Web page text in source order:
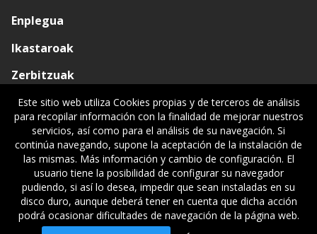
Enplegua
Ikastaroak
Zerbitzuak
Elkargoa
Oniritziak
Lehiatila Bakarra
Lege informazioa
© Gipuzkoako Industri Ingeniariaren Elkargo Ofiziala - Colegio
Este sitio web utiliza Cookies propias y de terceros de análisis
para recopilar información con la finalidad de mejorar nuestros
servicios, así como para el análisis de su navegación. Si
continúa navegando, supone la aceptación de la instalación de
las mismas. Más información y cambio de configuración. El
usuario tiene la posibilidad de configurar su navegador
pudiendo, si así lo desea, impedir que sean instaladas en su
disco duro, aunque deberá tener en cuenta que dicha acción
podrá ocasionar dificultades de navegación de la página web.